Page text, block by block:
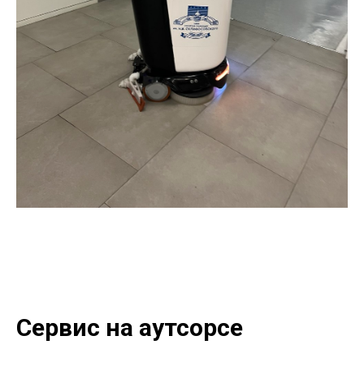
Сервис на аутсорсе